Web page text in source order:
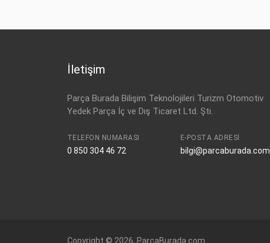
OPEL GRANDLAND-X (2018-)
İletişim
Parça Burada Bilişim Teknolojileri Turizm Otomotiv
Yedek Parça İç ve Dış Ticaret Ltd. Şti.
TELEFON NUMARASI
0 850 304 46 72
E-POSTA ADRESI
bilgi@parcaburada.com
Copyright © 2026, ParcaBurada.com